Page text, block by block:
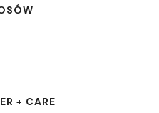
+ CARE